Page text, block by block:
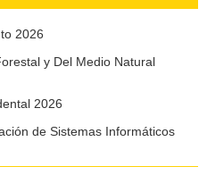
2026
y Del Medio Natural
2026
de Sistemas Informáticos